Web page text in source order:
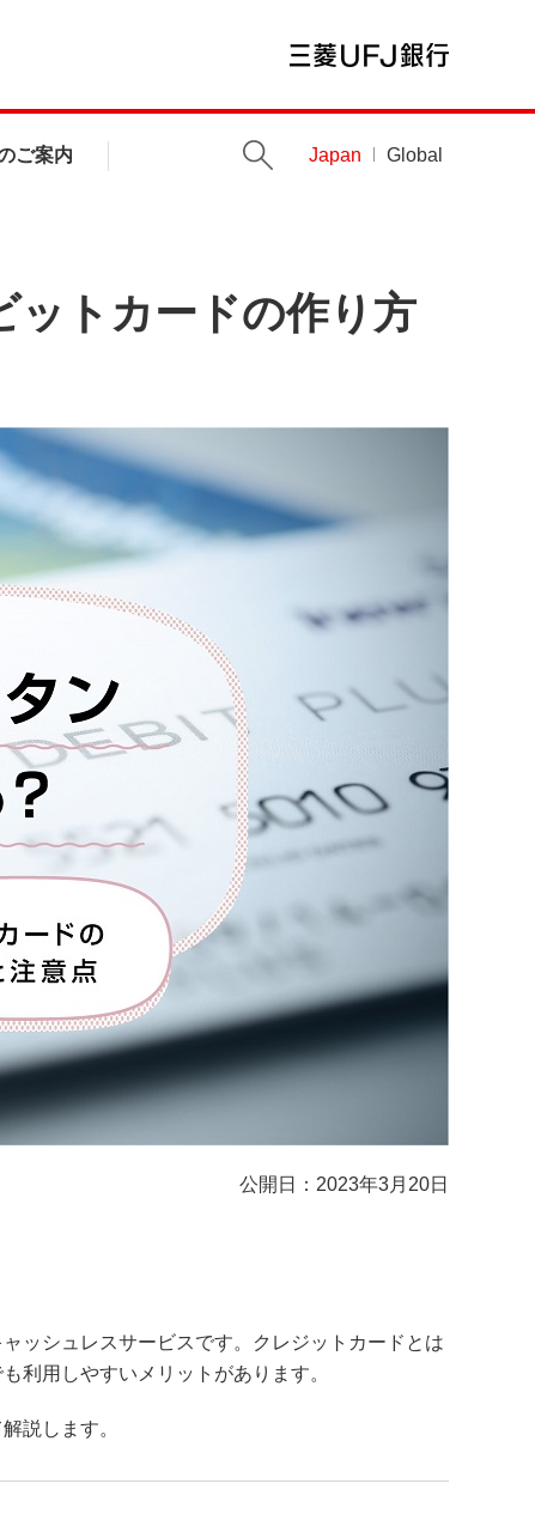
ご案内 Japan Global
ットカードの作り方
公開日：2023年3月20日
ッシュレスサービスです。クレジットカードとは
利用しやすいメリットがあります。
説します。